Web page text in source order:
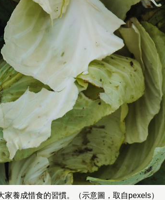
養成惜食的習慣。（示意圖，取自pexels）